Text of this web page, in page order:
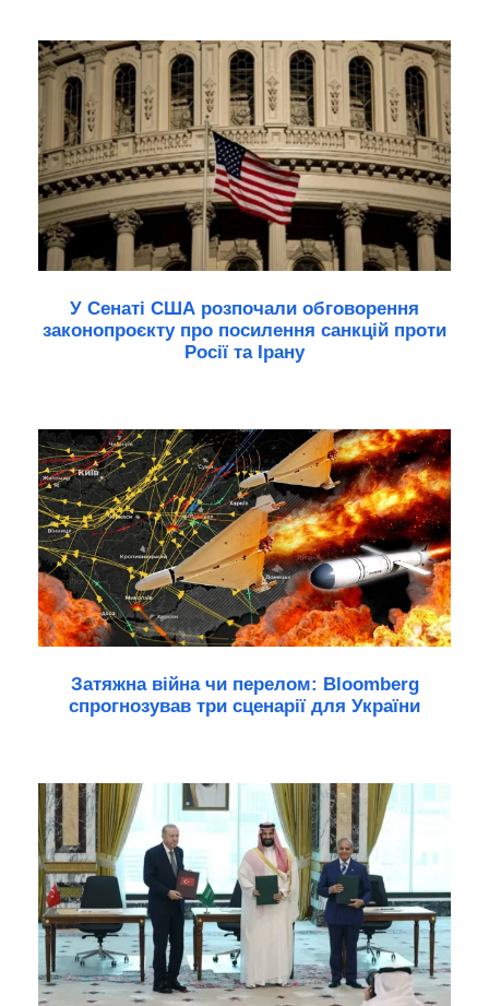
У Сенаті США розпочали обговорення
законопроєкту про посилення санкцій проти
Росії та Ірану
Затяжна війна чи перелом: Bloomberg
спрогнозував три сценарії для України